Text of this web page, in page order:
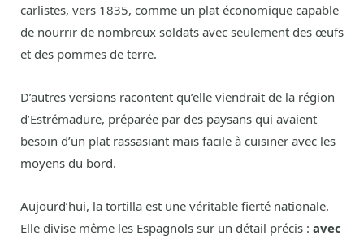
carlistes, vers 1835, comme un plat économique capable
de nourrir de nombreux soldats avec seulement des œufs
et des pommes de terre.
D’autres versions racontent qu’elle viendrait de la région
d’Estrémadure, préparée par des paysans qui avaient
besoin d’un plat rassasiant mais facile à cuisiner avec les
moyens du bord.
Aujourd’hui, la tortilla est une véritable fierté nationale.
Elle divise même les Espagnols sur un détail précis : avec